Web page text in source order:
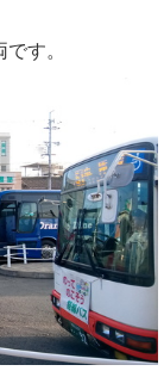
す。